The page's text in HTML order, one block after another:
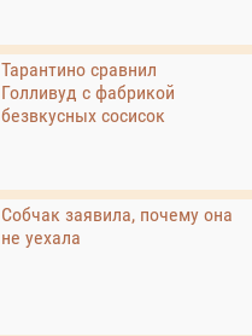
Тарантино сравнил
Голливуд с фабрикой
безвкусных сосисок
Собчак заявила, почему она
не уехала